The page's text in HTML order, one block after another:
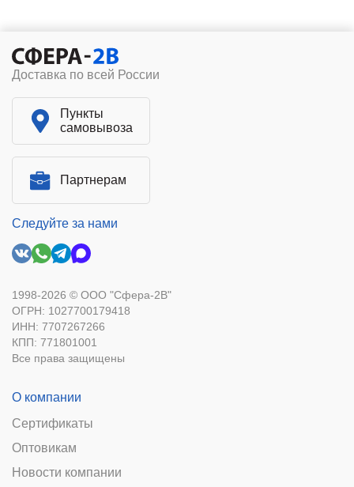
Доставка по всей России
Пункты
самовывоза
Партнерам
Следуйте за нами
1998-2026 © ООО "Сфера-2В"
ОГРН: 1027700179418
ИНН: 7707267266
КПП: 771801001
Все права защищены
О компании
Сертификаты
Оптовикам
Новости компании